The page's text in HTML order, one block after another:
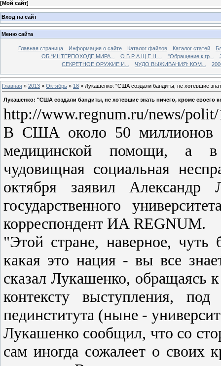
[Мой сайт]
Вход на сайт
Меню сайта
Главная страница Информация о сайте Каталог файлов Каталог статей
ОБ “ИНТЕРПОХОДЕ МИРА...
О Б Р А Щ Е Н ... "Обращение к гр...
СЕКРЕТНОЕ ОРУЖИЕ И...
ЧУДО ВЫЖИВАНИЯ: КОМ...
Главная » 2013 » Октябрь » 18 » Лукашенко: "США создали бандиты, не хотевшие
Лукашенко: "США создали бандиты, не хотевшие знать ничего, кроме своего
http://www.regnum.ru/news/
В США около 50 миллионов
медицинской помощи, а в
чудовищная социальная
октября заявил Александр
государственного
корреспондент ИА REGNUM.
"Этой стране, наверное,
какая это нация - вы все
сказал Лукашенко, обращаясь
контексту выступления,
пединститута (ныне -
Лукашенко сообщил, что со
сам иногда сожалеет о своих